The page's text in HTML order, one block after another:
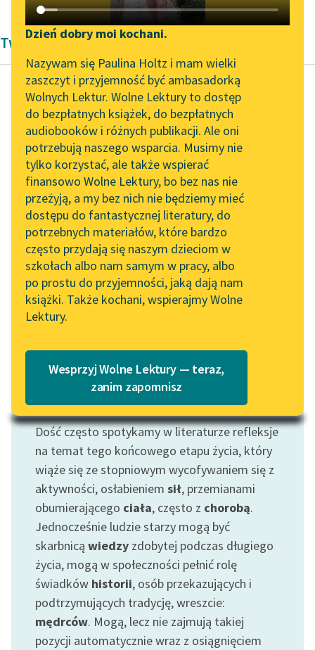
Katalog DAISY
Podkasty o książkach
Zgłoś brak utworu
Aktualności
„Prokurator Alicja Horn”
do słuchania
Byliśmy częścią AI Impact
Lab
Zapraszamy na spotkanie
online z tłumaczkami
literatury skandynawskiej
Spotkanie z Katarzyną
Tunkiel w Oslo
102. lata temu zmarł
Joseph Conrad
Lektury szkolne i klasyka
literatury do słuchania dla
uczennic i uczniów z
niepełnosprawnościami
E-kolekcja lektur
szkolnych i literatury do
słuchania dla uczennic i
uczniów z
niepełnosprawnościami
Feministyczne inspiracje.
Popularyzacja
skandynawskiej literatury
feministycznej
Ręce pełne poezji
Narzędzia
Mapa Wolnych Lektur
Leśmianator
Przewodnik dla piszących i
czytających
API
OAI-PMH
Widget Wolnych Lektur
Przypisy
Katalog w formacie PDF
Dzień dobry moi kochani.
Nazywam się Paulina Holtz i mam wielki
zaszczyt i przyjemność być ambasadorką
Wolnych Lektur. Wolne Lektury to dostęp
do bezpłatnych książek, do bezpłatnych
audiobooków i różnych publikacji. Ale oni
potrzebują naszego wsparcia. Musimy nie
tylko korzystać, ale także wspierać
finansowo Wolne Lektury, bo bez nas nie
przeżyją, a my bez nich nie będziemy mieć
dostępu do fantastycznej literatury, do
potrzebnych materiałów, które bardzo
często przydają się naszym dzieciom w
szkołach albo nam samym w pracy, albo
po prostu do przyjemności, jaką dają nam
książki. Także kochani, wspierajmy Wolne
Lektury.
Wesprzyj Wolne Lektury — teraz,
zanim zapomnisz
Twórczość Karola Maliszewskiego
Karol Maliszewski
*** (W pudełkach)
A tamto pudełko to
starość,
z pergaminu zsuwa się
sznur
…rozwiń, rozwiń se
ostrożnie
przymierzając...
Motyw: Starość
Dość często spotykamy w literaturze refleksje
na temat tego końcowego etapu życia, który
wiąże się ze stopniowym wycofywaniem się z
aktywności, osłabieniem sił, przemianami
obumierającego ciała, często z chorobą.
Jednocześnie ludzie starzy mogą być
skarbnicą wiedzy zdobytej podczas długiego
życia, mogą w społeczności pełnić rolę
świadków historii, osób przekazujących i
podtrzymujących tradycję, wreszcie:
mędrców. Mogą, lecz nie zajmują takiej
pozycji automatycznie wraz z osiągnięciem